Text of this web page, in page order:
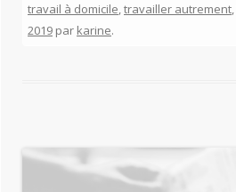
travail à domicile,travailler autrement,
2019 par karine.